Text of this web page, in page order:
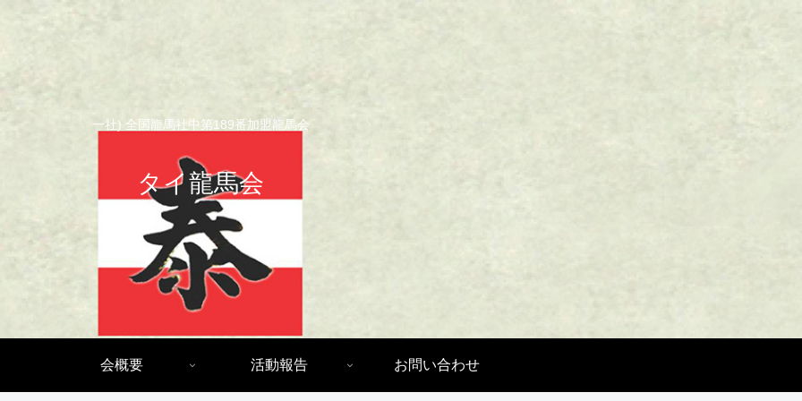
一社) 全国龍馬社中第189番加盟龍馬会
タイ龍馬会
会概要 活動報告 お問い合わせ